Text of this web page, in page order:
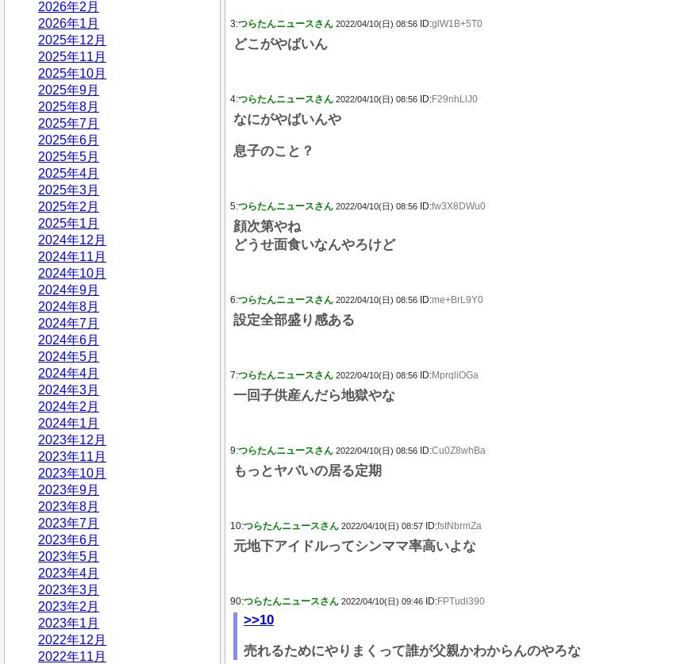
2026年2月
2026年1月
2025年12月
2025年11月
2025年10月
2025年9月
2025年8月
2025年7月
2025年6月
2025年5月
2025年4月
2025年3月
2025年2月
2025年1月
2024年12月
2024年11月
2024年10月
2024年9月
2024年8月
2024年7月
2024年6月
2024年5月
2024年4月
2024年3月
2024年2月
2024年1月
2023年12月
2023年11月
2023年10月
2023年9月
2023年8月
2023年7月
2023年6月
2023年5月
2023年4月
2023年3月
2023年2月
2023年1月
2022年12月
2022年11月
3:つらたんニュースさん 2022/04/10(日) 08:56 ID:glW1B+5T0
どこがやばいん
4:つらたんニュースさん 2022/04/10(日) 08:56 ID:F29nhLlJ0
なにがやばいんや
息子のこと？
5:つらたんニュースさん 2022/04/10(日) 08:56 ID:fw3X8DWu0
顔次第やね
どうせ面食いなんやろけど
6:つらたんニュースさん 2022/04/10(日) 08:56 ID:me+BrL9Y0
設定全部盛り感ある
7:つらたんニュースさん 2022/04/10(日) 08:56 ID:MprqliOGa
一回子供産んだら地獄やな
9:つらたんニュースさん 2022/04/10(日) 08:56 ID:Cu0Z8whBa
もっとヤバいの居る定期
10:つらたんニュースさん 2022/04/10(日) 08:57 ID:fstNbrmZa
元地下アイドルってシンママ率高いよな
90:つらたんニュースさん 2022/04/10(日) 09:46 ID:FPTudi390
>>10
売れるためにやりまくって誰が父親かわからんのやろな